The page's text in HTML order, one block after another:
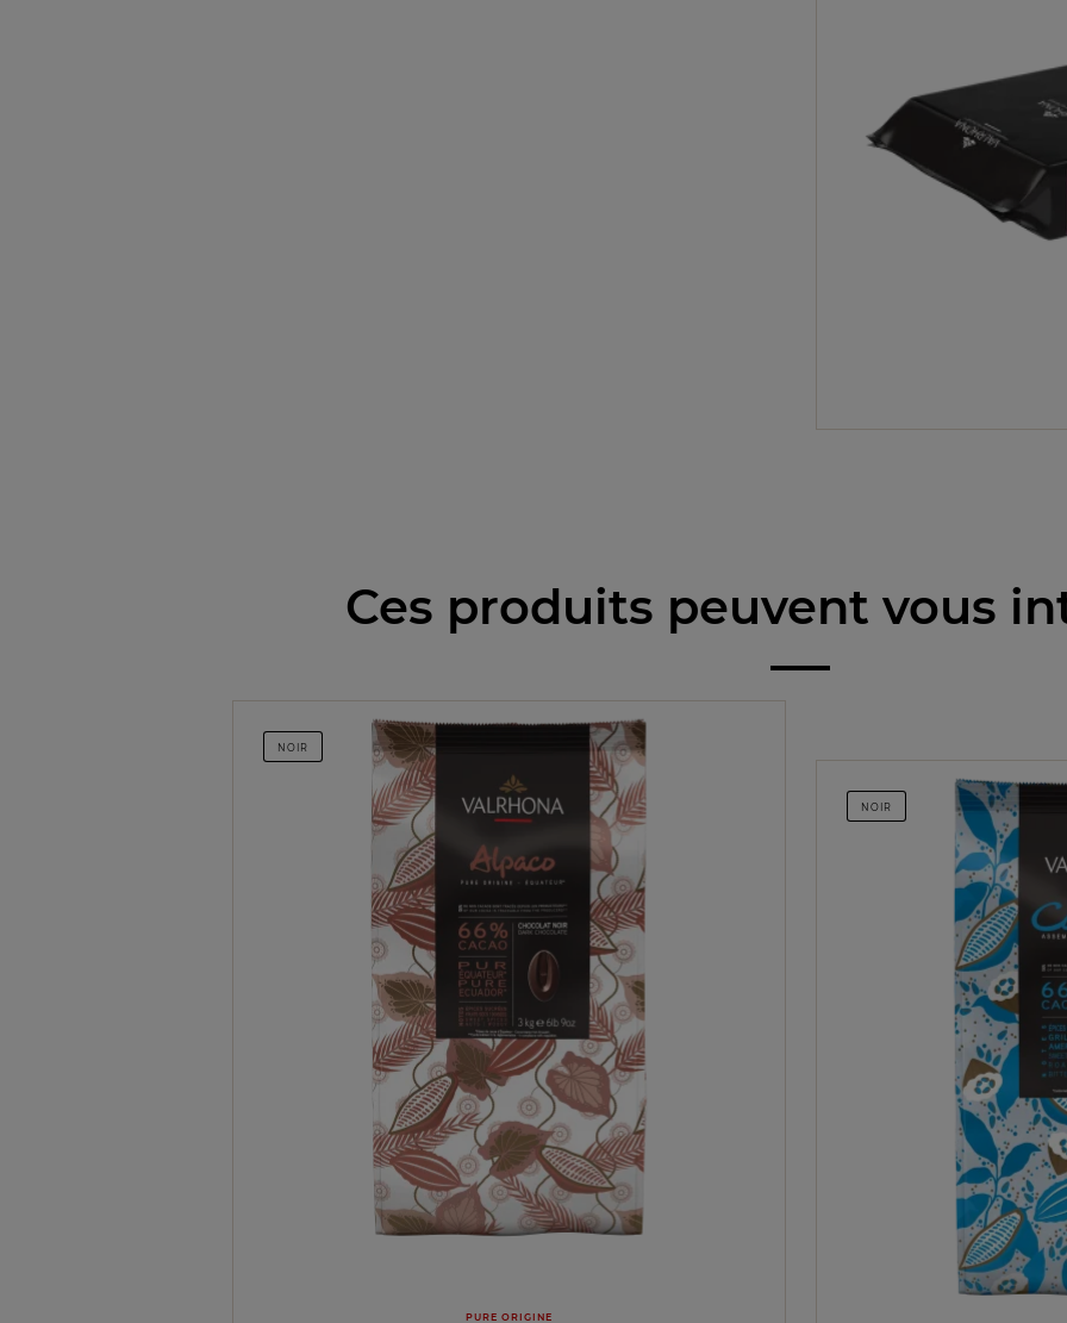
Ces produits peuvent vous
NOIR
PURE ORIGINE
NOIR